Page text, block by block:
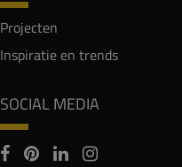
Projecten
Inspiratie en trends
SOCIAL MEDIA